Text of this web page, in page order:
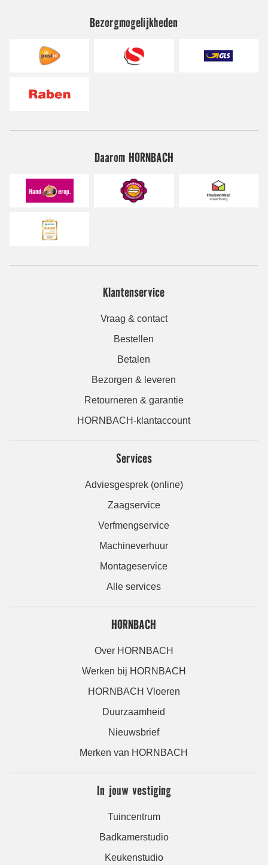
Bezorgmogelijkheden
Daarom HORNBACH
Klantenservice
Vraag & contact
Bestellen
Betalen
Bezorgen & leveren
Retourneren & garantie
HORNBACH-klantaccount
Services
Adviesgesprek (online)
Zaagservice
Verfmengservice
Machineverhuur
Montageservice
Alle services
HORNBACH
Over HORNBACH
Werken bij HORNBACH
HORNBACH Vloeren
Duurzaamheid
Nieuwsbrief
Merken van HORNBACH
In jouw vestiging
Tuincentrum
Badkamerstudio
Keukenstudio